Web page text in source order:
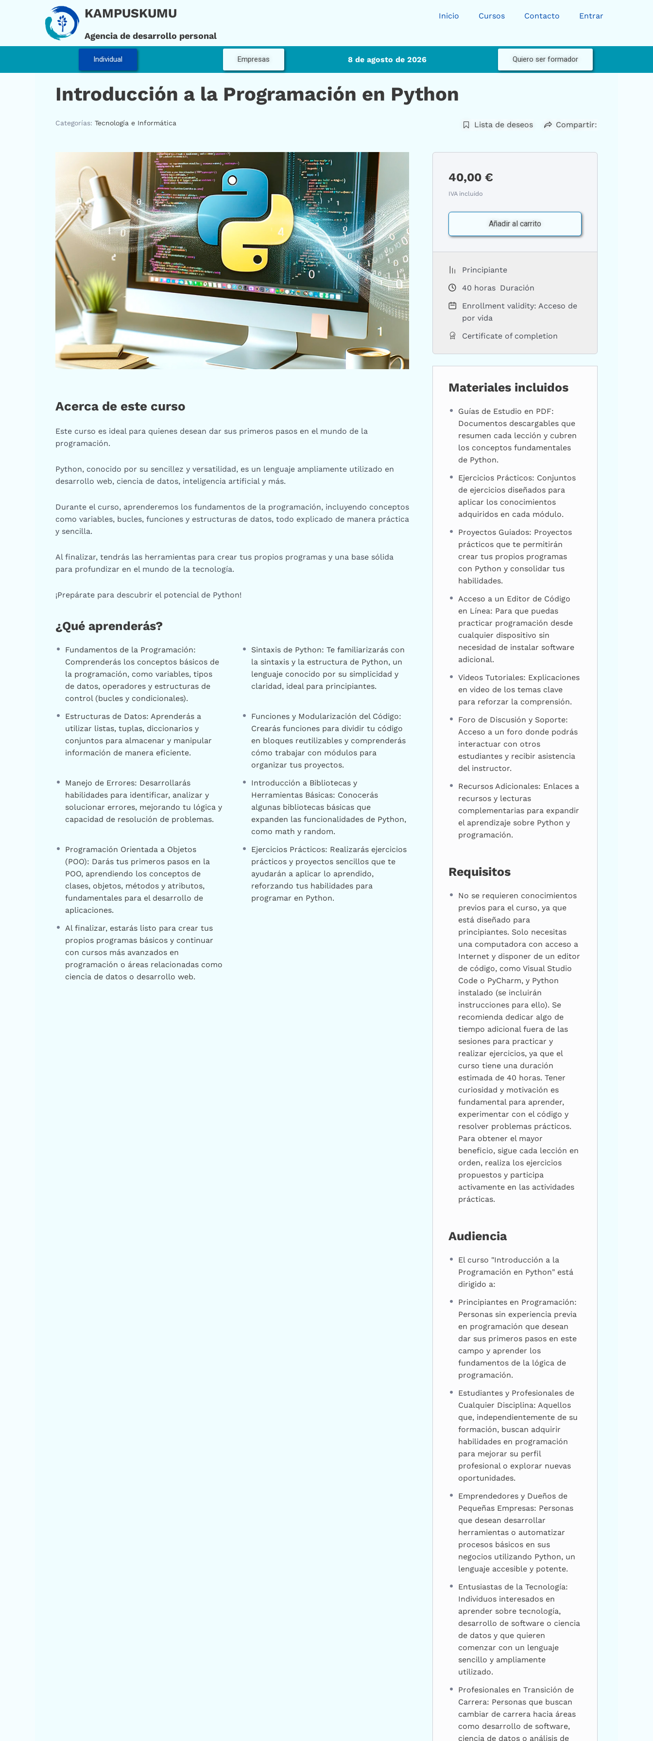
KAMPUSKUMU
Agencia de desarrollo personal
Inicio Cursos Contacto Entrar
Individual Empresas 8 de agosto de 2026 Quiero ser formador
Introducción a la Programación en Python
Categorías: Tecnología e Informática Lista de deseos Compartir:
Acerca de este curso
Este curso es ideal para quienes desean dar sus primeros pasos en el mundo de la
programación.
Python, conocido por su sencillez y versatilidad, es un lenguaje ampliamente utilizado en
desarrollo web, ciencia de datos, inteligencia artificial y más.
Durante el curso, aprenderemos los fundamentos de la programación, incluyendo conceptos
como variables, bucles, funciones y estructuras de datos, todo explicado de manera práctica
y sencilla.
Al finalizar, tendrás las herramientas para crear tus propios programas y una base sólida
para profundizar en el mundo de la tecnología.
¡Prepárate para descubrir el potencial de Python!
¿Qué aprenderás?
Fundamentos de la Programación:
Comprenderás los conceptos básicos de
la programación, como variables, tipos
de datos, operadores y estructuras de
control (bucles y condicionales).
Sintaxis de Python: Te familiarizarás con
la sintaxis y la estructura de Python, un
lenguaje conocido por su simplicidad y
claridad, ideal para principiantes.
Estructuras de Datos: Aprenderás a
utilizar listas, tuplas, diccionarios y
conjuntos para almacenar y manipular
información de manera eficiente.
Funciones y Modularización del Código:
Crearás funciones para dividir tu código
en bloques reutilizables y comprenderás
cómo trabajar con módulos para
organizar tus proyectos.
Manejo de Errores: Desarrollarás
habilidades para identificar, analizar y
solucionar errores, mejorando tu lógica y
capacidad de resolución de problemas.
Introducción a Bibliotecas y
Herramientas Básicas: Conocerás
algunas bibliotecas básicas que
expanden las funcionalidades de Python,
como math y random.
Programación Orientada a Objetos
(POO): Darás tus primeros pasos en la
POO, aprendiendo los conceptos de
clases, objetos, métodos y atributos,
fundamentales para el desarrollo de
aplicaciones.
Ejercicios Prácticos: Realizarás ejercicios
prácticos y proyectos sencillos que te
ayudarán a aplicar lo aprendido,
reforzando tus habilidades para
programar en Python.
Al finalizar, estarás listo para crear tus
propios programas básicos y continuar
con cursos más avanzados en
programación o áreas relacionadas como
ciencia de datos o desarrollo web.
40,00 €
IVA incluido
Añadir al carrito
Principiante
40 horas Duración
Enrollment validity: Acceso de
por vida
Certificate of completion
Materiales incluidos
Guías de Estudio en PDF:
Documentos descargables que
resumen cada lección y cubren
los conceptos fundamentales
de Python.
Ejercicios Prácticos: Conjuntos
de ejercicios diseñados para
aplicar los conocimientos
adquiridos en cada módulo.
Proyectos Guiados: Proyectos
prácticos que te permitirán
crear tus propios programas
con Python y consolidar tus
habilidades.
Acceso a un Editor de Código
en Línea: Para que puedas
practicar programación desde
cualquier dispositivo sin
necesidad de instalar software
adicional.
Videos Tutoriales: Explicaciones
en video de los temas clave
para reforzar la comprensión.
Foro de Discusión y Soporte:
Acceso a un foro donde podrás
interactuar con otros
estudiantes y recibir asistencia
del instructor.
Recursos Adicionales: Enlaces a
recursos y lecturas
complementarias para expandir
el aprendizaje sobre Python y
programación.
Requisitos
No se requieren conocimientos
previos para el curso, ya que
está diseñado para
principiantes. Solo necesitas
una computadora con acceso a
Internet y disponer de un editor
de código, como Visual Studio
Code o PyCharm, y Python
instalado (se incluirán
instrucciones para ello). Se
recomienda dedicar algo de
tiempo adicional fuera de las
sesiones para practicar y
realizar ejercicios, ya que el
curso tiene una duración
estimada de 40 horas. Tener
curiosidad y motivación es
fundamental para aprender,
experimentar con el código y
resolver problemas prácticos.
Para obtener el mayor
beneficio, sigue cada lección en
orden, realiza los ejercicios
propuestos y participa
activamente en las actividades
prácticas.
Audiencia
El curso "Introducción a la
Programación en Python" está
dirigido a:
Principiantes en Programación:
Personas sin experiencia previa
en programación que desean
dar sus primeros pasos en este
campo y aprender los
fundamentos de la lógica de
programación.
Estudiantes y Profesionales de
Cualquier Disciplina: Aquellos
que, independientemente de su
formación, buscan adquirir
habilidades en programación
para mejorar su perfil
profesional o explorar nuevas
oportunidades.
Emprendedores y Dueños de
Pequeñas Empresas: Personas
que desean desarrollar
herramientas o automatizar
procesos básicos en sus
negocios utilizando Python, un
lenguaje accesible y potente.
Entusiastas de la Tecnología:
Individuos interesados en
aprender sobre tecnología,
desarrollo de software o ciencia
de datos y que quieren
comenzar con un lenguaje
sencillo y ampliamente
utilizado.
Profesionales en Transición de
Carrera: Personas que buscan
cambiar de carrera hacia áreas
como desarrollo de software,
ciencia de datos o análisis de